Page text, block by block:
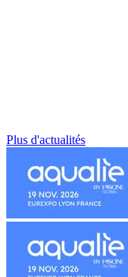
Plus d'actualités